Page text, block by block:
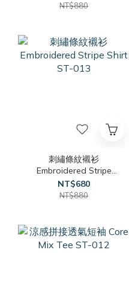
NT$880
刺繡條紋襯衫
Embroidered Stripe
Shirt ST-013
NT$680
NT$880